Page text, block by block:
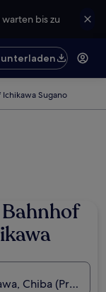
bis zu
Sugano
Chiba